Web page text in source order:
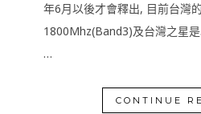
年6月以後才會釋出, 目前台灣
1800Mhz(Band3)及台灣之星
…
CONTINUE